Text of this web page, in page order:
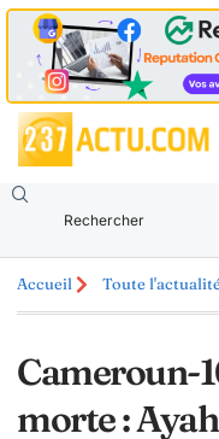
Accueil Toute
Cameroun-
morte :